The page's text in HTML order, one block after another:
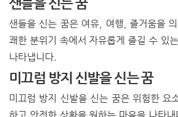
샌들을 신는 꿈은 여유, 여행, 즐거움을
쾌한 분위기 속에서 자유롭게 즐길 수 있
나타냅니다.
미끄럼 방지 신발을 신는 꿈
미끄럼 방지 신발을 신는 꿈은 위험한 요